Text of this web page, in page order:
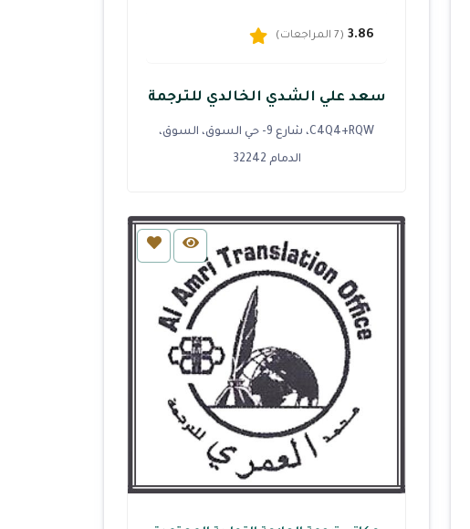
3.86 (7 المراجعات)
سعد علي الشدي الخالدي للترجمة
C4Q4+RQW، شارع 9- حي السوق، السوق،
الدمام 32242